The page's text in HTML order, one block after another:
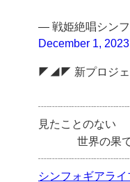
— 戦姫絶唱シン
December 1, 2023
◤◢◤ 新プロジ
見たことのない
世界の果て
シンフォギアライ